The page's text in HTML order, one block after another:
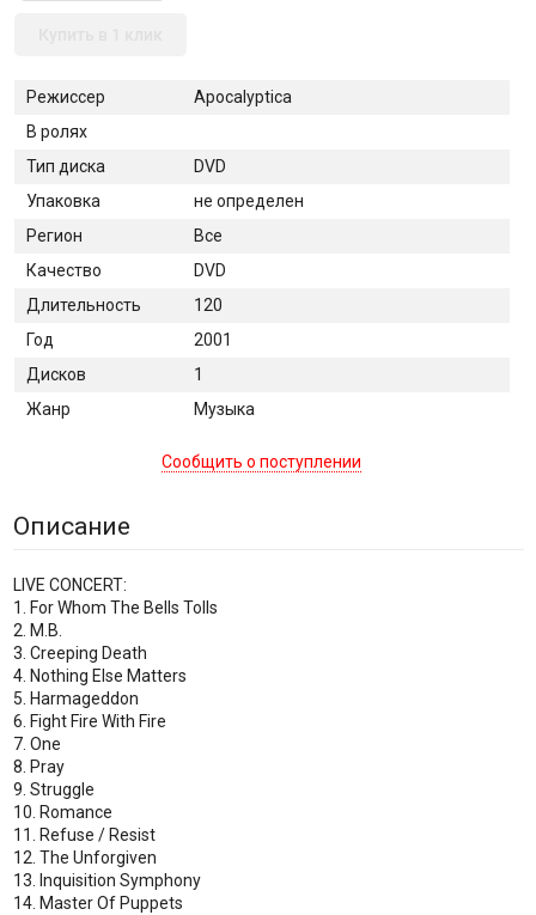
Режиссер
Apocalyptica
В ролях
Тип диска
DVD
Упаковка
не определен
Регион
Все
Качество
DVD
Длительность
120
Год
2001
Дисков
1
Жанр
Музыка
Сообщить о поступлении
Описание
LIVE CONCERT:
1. For Whom The Bells Tolls
2. M.B.
3. Creeping Death
4. Nothing Else Matters
5. Harmageddon
6. Fight Fire With Fire
7. One
8. Pray
9. Struggle
10. Romance
11. Refuse / Resist
12. The Unforgiven
13. Inquisition Symphony
14. Master Of Puppets